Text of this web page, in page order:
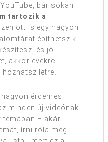
bár sokan
tartozik a
ott is egy nagyon
építhetsz ki.
és jól
akkor évekre
létre.
érdemes
minden új videónak
témában – akár
írni róla még